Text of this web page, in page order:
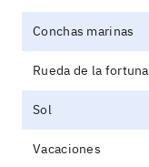
Conchas marinas
Rueda de la fortuna
Sol
Vacaciones